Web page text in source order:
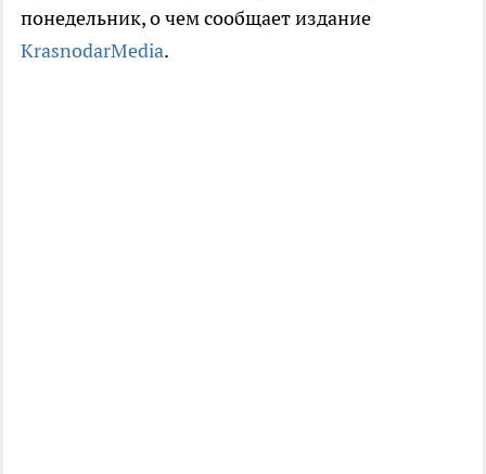
понедельник, о чем сообщает издание
KrasnodarMedia.